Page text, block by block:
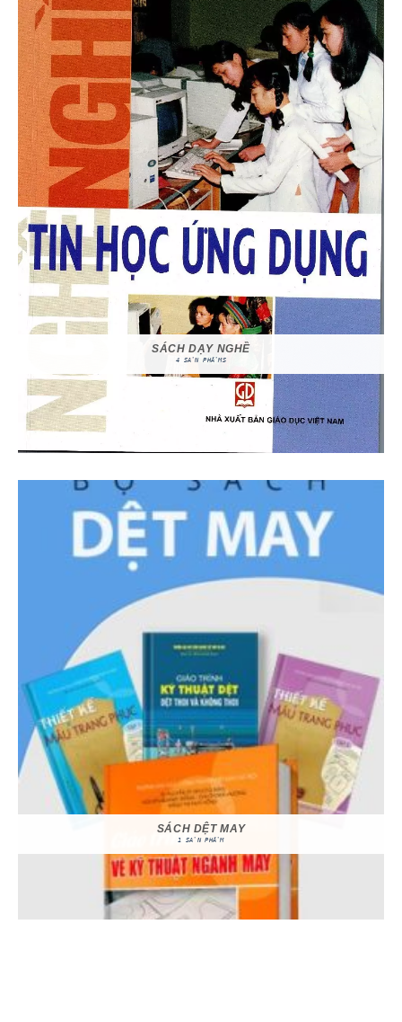
SÁCH DẠY NGHỀ
4 SẢN PHẨMS
SÁCH DỆT MAY
1 SẢN PHẨM